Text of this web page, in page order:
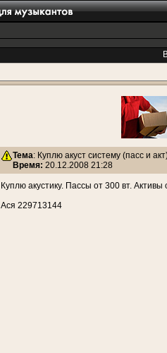
Тема: Куплю акуст систему (пасс и
Время: 20.12.2008 21:28
Куплю акустику. Пассы от 300 вт.
Ася 229713144